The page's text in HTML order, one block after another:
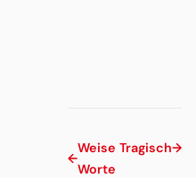
←
Weise
Worte
Tragisch→